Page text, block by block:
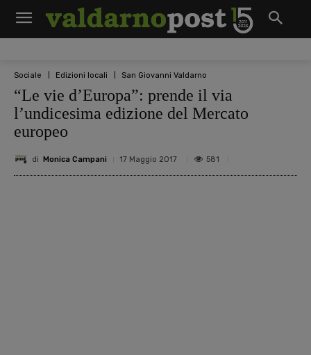
Sociale Edizioni locali San Giovanni Valdarno
“Le vie d’Europa”: prende il via
l’undicesima edizione del Mercato
europeo
di Monica Campani 17 Maggio 2017 581